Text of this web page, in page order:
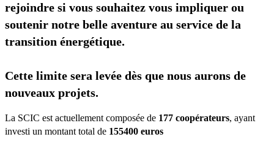
rejoindre si vous souhaitez vous impliquer ou
soutenir notre belle aventure au service de la
transition énergétique.
Cette limite sera levée dès que nous aurons de
nouveaux projets.
La SCIC est actuellement composée de 177 coopérateurs, ayant
investi un montant total de 155400 euros